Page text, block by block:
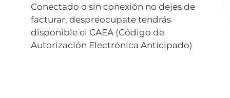
Conectado o sin conexión no dejes de
facturar, despreocupate tendrás
disponible el CAEA (Código de
Autorización Electrónica Anticipado)